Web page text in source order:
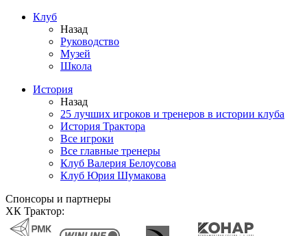
Клуб
Назад
Руководство
Музей
Школа
История
Назад
25 лучших игроков и тренеров в истории клуба
История Трактора
Все игроки
Все главные тренеры
Клуб Валерия Белоусова
Клуб Юрия Шумакова
Спонсоры и партнеры
ХК Трактор: